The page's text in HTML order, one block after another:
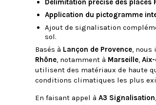
Délimitation précise des places
Application du pictogramme
Ajout de signalisation
sol.
Basés à Lançon de Provence, nous
Rhône, notamment à Marseille,
utilisent des matériaux de haute
conditions climatiques les plus
En faisant appel à A3 Signalisation